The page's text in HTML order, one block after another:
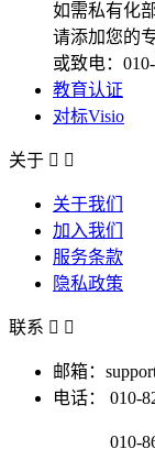
如需私有化
请添加您的
或致电：
教育认证
对标Visio
关于  
关于我们
加入我们
服务条款
隐私政策
联系  
邮箱：
电话：
010-
010-